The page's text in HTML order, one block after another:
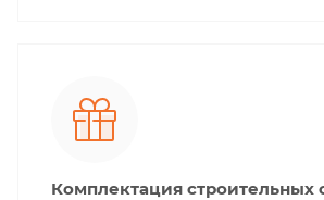
Комплектация строительных